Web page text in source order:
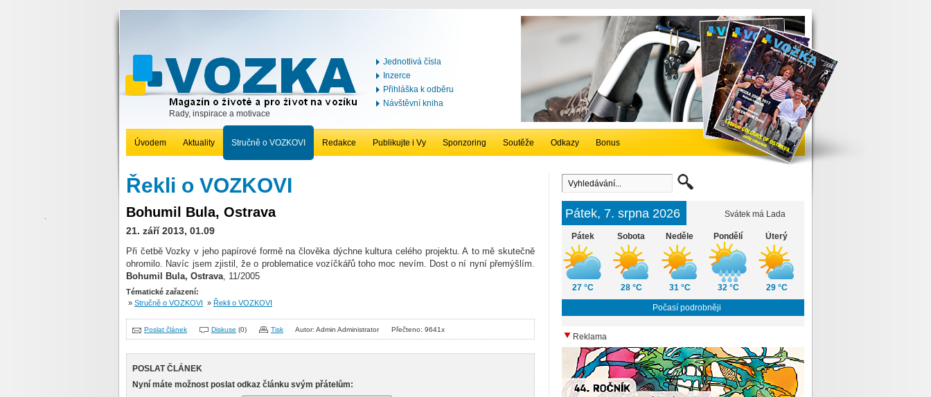
Rady, inspirace a motivace
Jednotlivá čísla
Inzerce
Přihláška k odběru
Návštěvní kniha
Úvodem Aktuality Stručně o VOZKOVI Redakce Publikujte i Vy Sponzoring Soutěže Odkazy Bonus
Řekli o VOZKOVI
Bohumil Bula, Ostrava
21. září 2013, 01.09
Při četbě Vozky v jeho papírové formě na člověka dýchne kultura celého projektu. A to mě skutečně
ohromilo. Navíc jsem zjistil, že o problematice vozíčkářů toho moc nevím. Dost o ní nyní přemýšlím.
Bohumil
Bula, Ostrava, 11/2005
Tématické zařazení:
» Stručně o VOZKOVI » Řekli o VOZKOVI
Poslat článek Diskuse (0) Tisk Autor: Admin Administrator Přečteno: 9641x
POSLAT ČLÁNEK
Nyní máte možnost poslat odkaz článku svým přátelům:
Pátek, 7. srpna 2026 Svátek má Lada
Pátek
27 °C
Sobota
28 °C
Neděle
31 °C
Pondělí
32 °C
Úterý
29 °C
Počasí podrobněji
Reklama